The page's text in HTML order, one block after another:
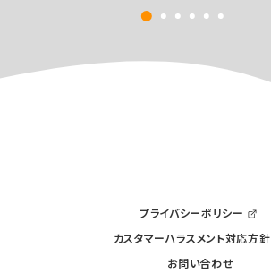
プライバシーポリシー
カスタマーハラスメント対応方針
お問い合わせ